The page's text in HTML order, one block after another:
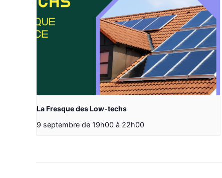
La Fresque des Low-techs
9 septembre de 19h00 à 22h00